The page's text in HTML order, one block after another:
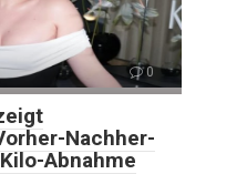
0
Nachher-
Abnahme